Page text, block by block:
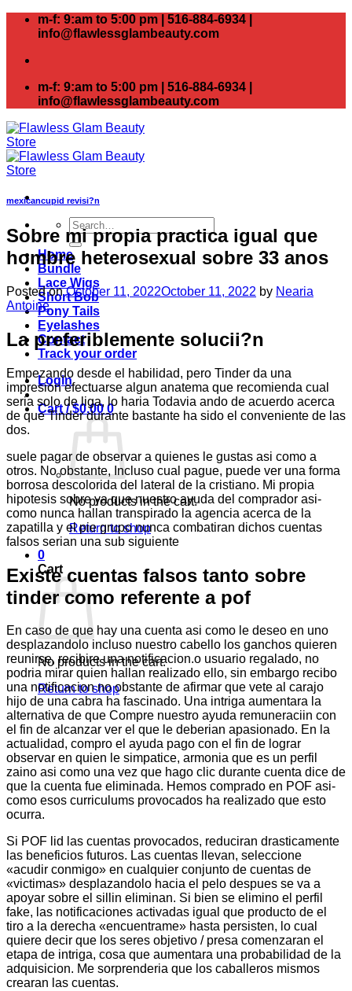
Skip
m-f: 9:am to 5:00 pm | 516-884-6934 |
info@flawlessglambeauty.com
m-f: 9:am to 5:00 pm | 516-884-6934 |
info@flawlessglambeauty.com
Search
for:
Home
Bundle
Lace Wigs
Short Bob
Pony Tails
Eyelashes
Contact
Track your order
Login
Cart /$0.00 0
No products in the cart.
Return to shop
0
Cart
No products in the cart.
Return to shop
mexicancupid revisi?n
Sobre mi propia practica igual que
hombre heterosexual sobre 33 anos
Posted onOctober 11, 2022October 11, 2022 by Nearia
Antoine
La preferiblemente solucii?n
Empezando desde el habilidad, pero Tinder da una
impresion efectuarse algun anatema que recomienda cual
seri­a solo de liga, lo haria Todavia ando de acuerdo acerca
de que Tinder durante bastante ha sido el conveniente de las
dos.
suele pagar de observar a quienes le gustas asi­ como a
otros. No obstante, Incluso cual pague, puede ver una forma
borrosa descolorida del lateral de la cristiano. Mi propia
hipotesis sobre ya que nuestro ayuda del comprador asi­
como nunca hallan transpirado la agencia acerca de la
zapatilla y el pie grupo nunca combatiran dichos cuentas
falsos seri­an una sub siguiente
Existe cuentas falsos tanto sobre
tinder como referente a pof
En caso de que hay una cuenta asi­ como le deseo en uno
desplazandolo incluso nuestro cabello los ganchos quieren
reunirse, recibire una notificacion.o usuario regalado, no
podria mirar quien hallan realizado ello, sin embargo recibo
una notificacion no obstante de afirmar que vete al carajo
hijo de una cabra ha fascinado. Una intriga aumentara la
alternativa de que Compre nuestro ayuda remuneraciin con
el fin de alcanzar ver el que le deberian apasionado. En la
actualidad, compro el ayuda pago con el fin de lograr
observar en quien le simpatice, armonia que es un perfil
zaino asi­ como una vez que hago clic durante cuenta dice de
que la cuenta fue eliminada. Hemos comprado en POF asi­
como esos curriculums provocados ha realizado que esto
ocurra.
Si POF lid las cuentas provocados, reduciran drasticamente
las beneficios futuros. Las cuentas llevan, seleccione
«acudir conmigo» en cualquier conjunto de cuentas de
«victimas» desplazandolo hacia el pelo despues se va a
apoyar sobre el silli­n eliminan. Si bien se elimino el perfil
fake, las notificaciones activadas igual que producto de el
tiro a la derecha «encuentrame» hasta persisten, lo cual
quiere decir que los seres objetivo / presa comenzaran el
etapa de intriga, cosa que aumentara una probabilidad de la
adquisicion. Me sorprenderia que los caballeros mismos
crearan las cuentas.